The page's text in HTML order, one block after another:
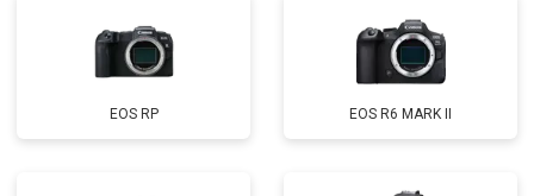
EOS RP EOS R6 MARK II